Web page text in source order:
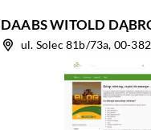
DAABS WITOLD
ul. Solec 81b/73a, 00-